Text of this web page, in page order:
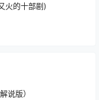
火的十部剧)
说版）